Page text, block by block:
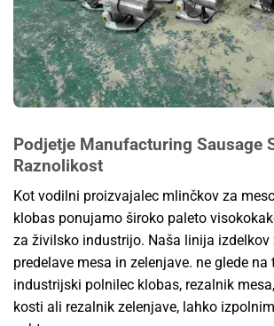
Podjetje Manufacturing Sausage
Raznolikost
Kot vodilni proizvajalec mlinčkov za
klobas ponujamo široko paleto
za živilsko industrijo. Naša linija izdelkov
predelave mesa in zelenjave. ne glede
industrijski polnilec klobas, rezalnik
kosti ali rezalnik zelenjave, lahko